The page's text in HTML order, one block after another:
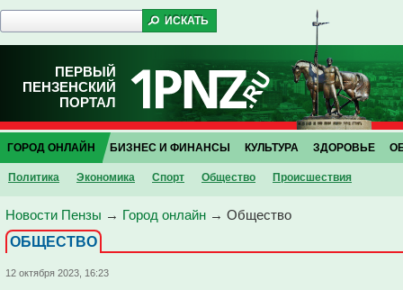
ПЕРВЫЙ
ПЕНЗЕНСКИЙ
ПОРТАЛ
ГОРОД ОНЛАЙН
Политика Экономика Спорт Общество Проиcшествия
БИЗНЕС И ФИНАНСЫ КУЛЬТУРА ЗДОРОВЬЕ
Новости Пензы → Город онлайн → Общество
ОБЩЕСТВО
12 октября 2023, 16:23